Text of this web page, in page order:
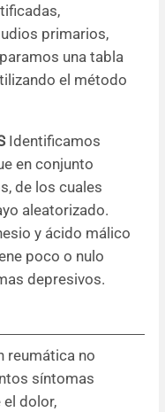
primarios,
una tabla
el método
Identificamos
en conjunto
de los cuales
aleatorizado.
y ácido málico
poco o nulo
depresivos.
reumática no
síntomas
dolor,